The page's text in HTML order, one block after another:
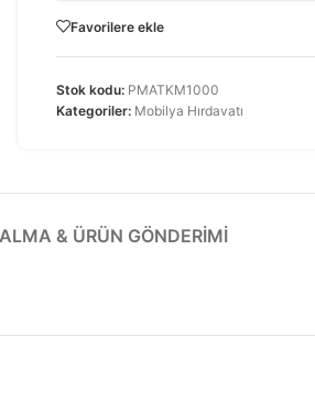
Favorilere ekle
Stok kodu: PMATKM1000
Kategoriler: Mobilya Hırdavatı
& ÜRÜN GÖNDERIMI